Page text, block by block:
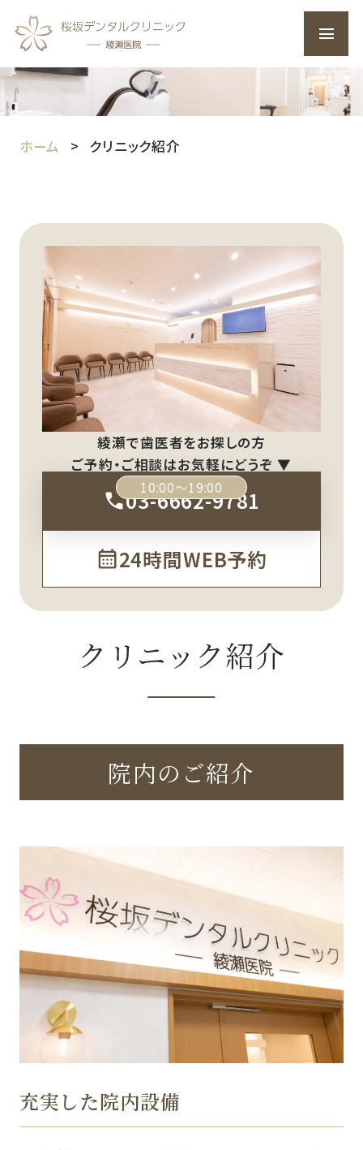
ホーム クリニック紹介
綾瀬で歯医者をお探しの方
ご予約・ご相談はお気軽にどうぞ ▼
10:00～19:00
03-6662-9781
24時間WEB予約
クリニック紹介
院内のご紹介
充実した院内設備